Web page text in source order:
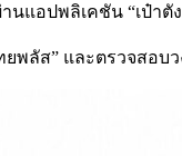
แอปพลิเคชัน “เป๋าตัง
พลัส” และตรวจสอบ